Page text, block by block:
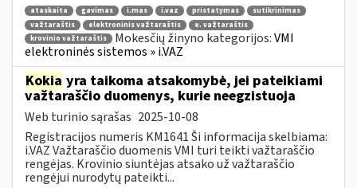
ataskaita gavimas i.mas i.vaz pristatymas
sutikrinimas
važtaraštis
elektroninis važtaraštis
e. važtaraštis
krovinio važtaraštis
Mokesčių žinyno kategorijos:VMI
elektroninės sistemos » i.VAZ
Kokia yra taikoma atsakomybė, jei pateikiami
važtaraščio duomenys, kurie neegzistuoja
Web turinio sąrašas 2025-10-08
Registracijos numeris KM1641 Ši informacija skelbiama:
i.VAZ Važtaraščio duomenis VMI turi teikti važtaraščio
rengėjas. Krovinio siuntėjas atsako už važtaraščio
rengėjui nurodytų pateikti...